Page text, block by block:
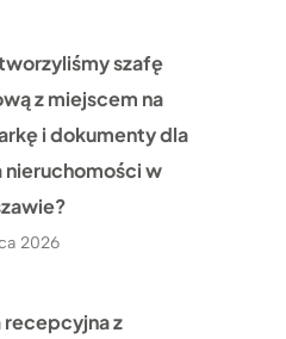
szafę
z miejscem na
i dokumenty dla
nieruchomości w
2026
recepcyjna z